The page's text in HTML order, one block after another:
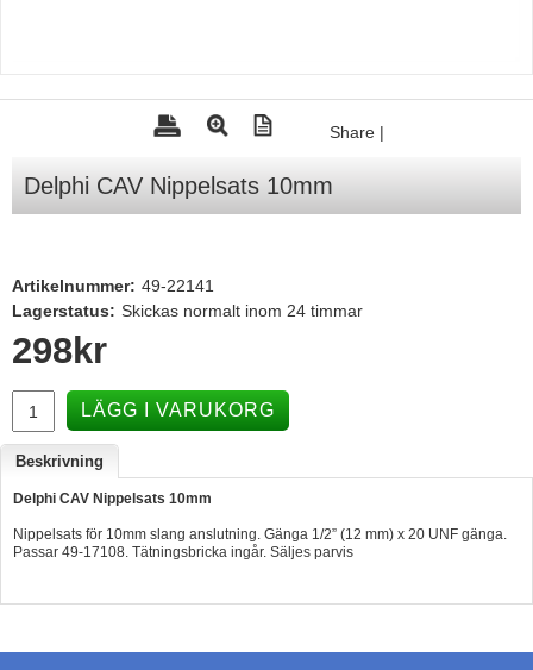
Mercury Servicedelar
Lowrance
Simrad
B&G
Båttillbehör
Hummertina
Varta - Batterier
Victron - Batteriladdare
Webasto - Dieselvärmare
Kamasa Tools - Verktyg
Share |
Delphi CAV Nippelsats 10mm
Artikelnummer: 49-22141
Lagerstatus: Skickas normalt inom 24 timmar
298kr
LÄGG I VARUKORG
Beskrivning
Delphi CAV Nippelsats 10mm
Nippelsats för 10mm slang anslutning. Gänga 1/2” (12 mm) x 20 UNF gänga.
Passar 49-17108. Tätningsbricka ingår. Säljes parvis